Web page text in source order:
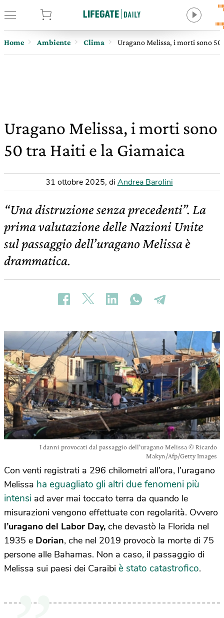
Home Ambiente Clima Uragano Melissa, i morti sono 50
Uragano Melissa, i morti sono
50 tra Haiti e la Giamaica
31 ottobre 2025, di Andrea Barolini
“Una distruzione senza precedenti”. La
prima valutazione delle Nazioni Unite
sul passaggio dell’uragano Melissa è
drammatica.
I danni provocati dal passaggio dell'uragano Melissa © Ricardo
Makyn/Afp/Getty Images
Con venti registrati a 296 chilometri all’ora, l’uragano
Melissa ha eguagliato gli altri due fenomeni più
intensi ad aver mai toccato terra da quando le
misurazioni vengono effettuate con regolarità. Ovvero
l’uragano del Labor Day, che devastò la Florida nel
1935 e Dorian, che nel 2019 provocò la morte di 75
persone alle Bahamas. Non a caso, il passaggio di
Melissa sui paesi dei Caraibi è stato catastrofico.